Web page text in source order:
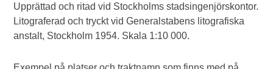
Upprättad och ritad vid Stockholms stadsingenjörskontor.
Litograferad och tryckt vid Generalstabens litografiska
anstalt, Stockholm 1954. Skala 1:10 000.